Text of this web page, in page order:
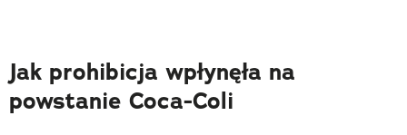
Jak prohibicja wpłynęła na
powstanie Coca-Coli